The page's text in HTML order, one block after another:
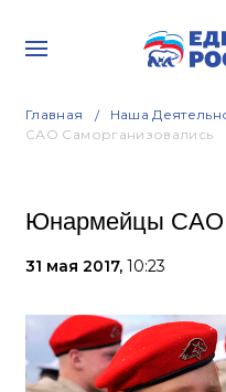
Главная Наша
САО Саморганизовались
Юнармейцы САО
31 мая 2017, 10:23